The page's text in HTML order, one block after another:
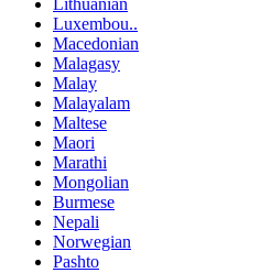
Luxembou..
Macedonian
Malagasy
Malay
Malayalam
Maltese
Maori
Marathi
Mongolian
Burmese
Nepali
Norwegian
Pashto